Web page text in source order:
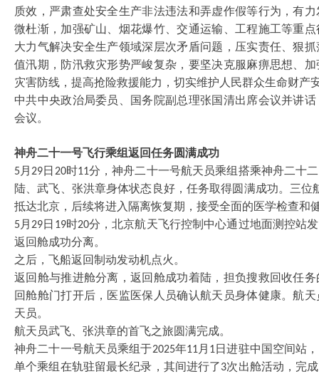
质效，严肃查处安全生产非法违法和弄虚作假等行为，有
微杜渐，加强矿山、烟花爆竹、交通运输、工程施工等重
大力气解决安全生产领域深层次矛盾问题，压实责任、狠
值汛期，防汛救灾形势严峻复杂，要坚决克服麻痹思想、
灾害防线，提高抢险救援能力，切实维护人民群众生命财产
中共中央政治局委员、国务院副总理张国清出席会议并讲
会议。
神舟二十一号飞行乘组返回任务圆满成功
5月 29日 20时11分，神舟二十一号航天员乘组搭乘神舟二十
陆、武飞、张洪章身体状态良好，任务取得圆满成功。三位
抵达北京，后续将进入隔离恢复期，接受全面的医学检查和
5月 29日 19时20分，北京航天飞行控制中心通过地面测控站
返回舱成功分离。
之后，飞船返回制动发动机点火。
返回舱与推进舱分离，返回舱成功着陆，担负搜救回收任
回舱舱门打开后，医监医保人员确认航天员身体健康。航
天员。
航天员武飞、张洪章的首飞之旅圆满完成。
神舟二十一号航天员乘组于2025年11月 1日进驻中国空间站，
单个乘组在轨驻留最长纪录，其间进行了3次出舱活动，完